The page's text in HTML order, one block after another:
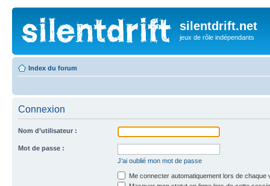
silentdrift.net
jeux de rôle indépendants
Index du forum
Connexion
Nom d’utilisateur :
Mot de passe :
J’ai oublié mon mot de passe
Me connecter automatiquement lors de chaque